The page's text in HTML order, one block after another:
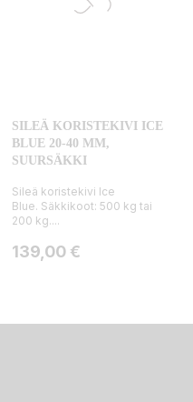
SILEÄ KORISTEKIVI ICE
BLUE 20-40 MM,
SUURSÄKKI
Sileä koristekivi Ice
Blue. Säkkikoot: 500 kg tai
200 kg....
Hinta
139,00 €